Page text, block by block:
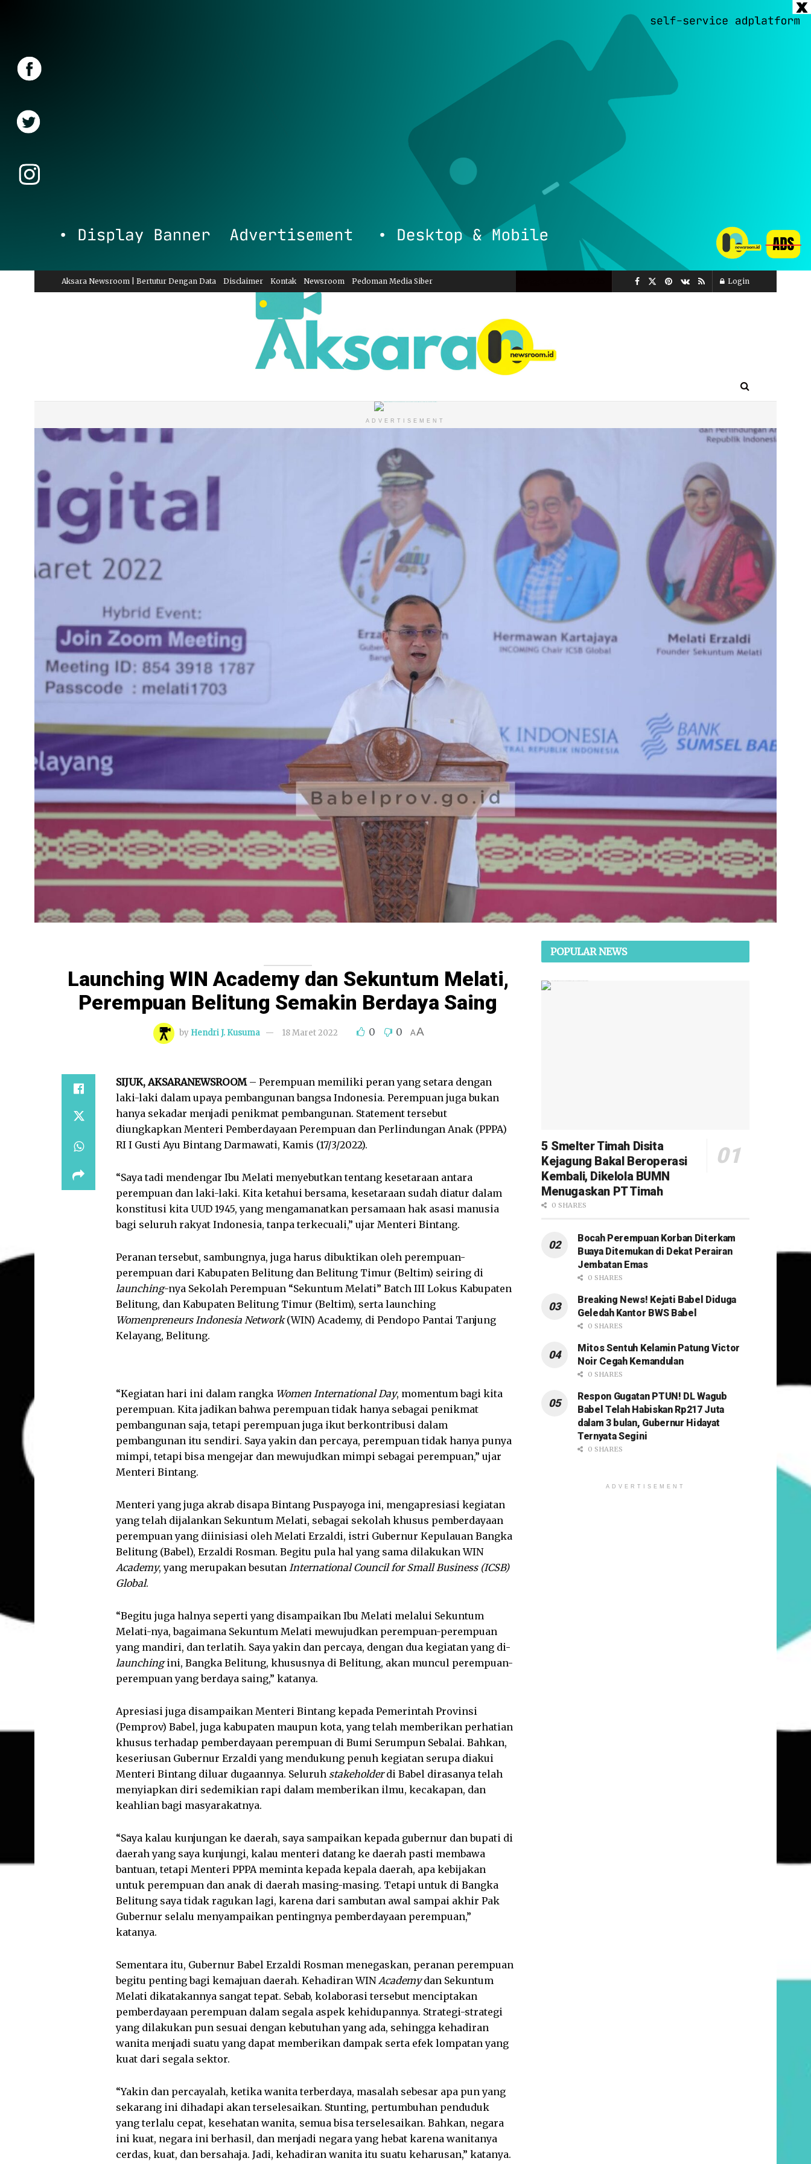
Aksara Newsroom | Bertutur Dengan Data Disclaimer Kontak Newsroom Pedoman Media Siber Login
ADVERTISEMENT
Launching WIN Academy dan Sekuntum Melati,
Perempuan Belitung Semakin Berdaya Saing
by Hendri J. Kusuma 18 Maret 2022 0 0 AA
SIJUK, AKSARANEWSROOM – Perempuan memiliki peran yang setara dengan
laki-laki dalam upaya pembangunan bangsa Indonesia. Perempuan juga bukan
hanya sekadar menjadi penikmat pembangunan. Statement tersebut
diungkapkan Menteri Pemberdayaan Perempuan dan Perlindungan Anak (PPPA)
RI I Gusti Ayu Bintang Darmawati, Kamis (17/3/2022).
“Saya tadi mendengar Ibu Melati menyebutkan tentang kesetaraan antara
perempuan dan laki-laki. Kita ketahui bersama, kesetaraan sudah diatur dalam
konstitusi kita UUD 1945, yang mengamanatkan persamaan hak asasi manusia
bagi seluruh rakyat Indonesia, tanpa terkecuali,” ujar Menteri Bintang.
Peranan tersebut, sambungnya, juga harus dibuktikan oleh perempuan-
perempuan dari Kabupaten Belitung dan Belitung Timur (Beltim) seiring di
launching-nya Sekolah Perempuan “Sekuntum Melati” Batch III Lokus Kabupaten
Belitung, dan Kabupaten Belitung Timur (Beltim), serta launching
Womenpreneurs Indonesia Network(WIN) Academy, di Pendopo Pantai Tanjung
Kelayang, Belitung.
“Kegiatan hari ini dalam rangka Women International Day, momentum bagi kita
perempuan. Kita jadikan bahwa perempuan tidak hanya sebagai penikmat
pembangunan saja, tetapi perempuan juga ikut berkontribusi dalam
pembangunan itu sendiri. Saya yakin dan percaya, perempuan tidak hanya punya
mimpi, tetapi bisa mengejar dan mewujudkan mimpi sebagai perempuan,” ujar
Menteri Bintang.
Menteri yang juga akrab disapa Bintang Puspayoga ini, mengapresiasi kegiatan
yang telah dijalankan Sekuntum Melati, sebagai sekolah khusus pemberdayaan
perempuan yang diinisiasi oleh Melati Erzaldi, istri Gubernur Kepulauan Bangka
Belitung (Babel), Erzaldi Rosman. Begitu pula hal yang sama dilakukan WIN
Academy, yang merupakan besutan International Council for Small Business (ICSB)
Global.
“Begitu juga halnya seperti yang disampaikan Ibu Melati melalui Sekuntum
Melati-nya, bagaimana Sekuntum Melati mewujudkan perempuan-perempuan
yang mandiri, dan terlatih. Saya yakin dan percaya, dengan dua kegiatan yang di-
launchingini, Bangka Belitung, khususnya di Belitung, akan muncul perempuan-
perempuan yang berdaya saing,” katanya.
Apresiasi juga disampaikan Menteri Bintang kepada Pemerintah Provinsi
(Pemprov) Babel, juga kabupaten maupun kota, yang telah memberikan perhatian
khusus terhadap pemberdayaan perempuan di Bumi Serumpun Sebalai. Bahkan,
keseriusan Gubernur Erzaldi yang mendukung penuh kegiatan serupa diakui
Menteri Bintang diluar dugaannya. Seluruh stakeholderdi Babel dirasanya telah
menyiapkan diri sedemikian rapi dalam memberikan ilmu, kecakapan, dan
keahlian bagi masyarakatnya.
“Saya kalau kunjungan ke daerah, saya sampaikan kepada gubernur dan bupati di
daerah yang saya kunjungi, kalau menteri datang ke daerah pasti membawa
bantuan, tetapi Menteri PPPA meminta kepada kepala daerah, apa kebijakan
untuk perempuan dan anak di daerah masing-masing. Tetapi untuk di Bangka
Belitung saya tidak ragukan lagi, karena dari sambutan awal sampai akhir Pak
Gubernur selalu menyampaikan pentingnya pemberdayaan perempuan,”
katanya.
Sementara itu, Gubernur Babel Erzaldi Rosman menegaskan, peranan perempuan
begitu penting bagi kemajuan daerah. Kehadiran WIN Academydan Sekuntum
Melati dikatakannya sangat tepat. Sebab, kolaborasi tersebut menciptakan
pemberdayaan perempuan dalam segala aspek kehidupannya. Strategi-strategi
yang dilakukan pun sesuai dengan kebutuhan yang ada, sehingga kehadiran
wanita menjadi suatu yang dapat memberikan dampak serta efek lompatan yang
kuat dari segala sektor.
“Yakin dan percayalah, ketika wanita terberdaya, masalah sebesar apa pun yang
sekarang ini dihadapi akan terselesaikan. Stunting, pertumbuhan penduduk
yang terlalu cepat, kesehatan wanita, semua bisa terselesaikan. Bahkan, negara
ini kuat, negara ini berhasil, dan menjadi negara yang hebat karena wanitanya
cerdas, kuat, dan bersahaja. Jadi, kehadiran wanita itu suatu keharusan,” katanya.
POPULAR NEWS
5 Smelter Timah Disita
Kejagung Bakal Beroperasi
Kembali, Dikelola BUMN
Menugaskan PT Timah
0 SHARES
Bocah Perempuan Korban Diterkam
Buaya Ditemukan di Dekat Perairan
Jembatan Emas
0 SHARES
Breaking News! Kejati Babel Diduga
Geledah Kantor BWS Babel
0 SHARES
Mitos Sentuh Kelamin Patung Victor
Noir Cegah Kemandulan
0 SHARES
Respon Gugatan PTUN! DL Wagub
Babel Telah Habiskan Rp217 Juta
dalam 3 bulan, Gubernur Hidayat
Ternyata Segini
0 SHARES
ADVERTISEMENT